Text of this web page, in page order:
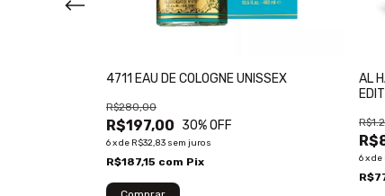
4711 EAU DE COLOGNE UNISSEX
R$197,00
R$280,00
30% OFF
6xde R$32,83 sem juros
R$187,15 com Pix
AL
6xde